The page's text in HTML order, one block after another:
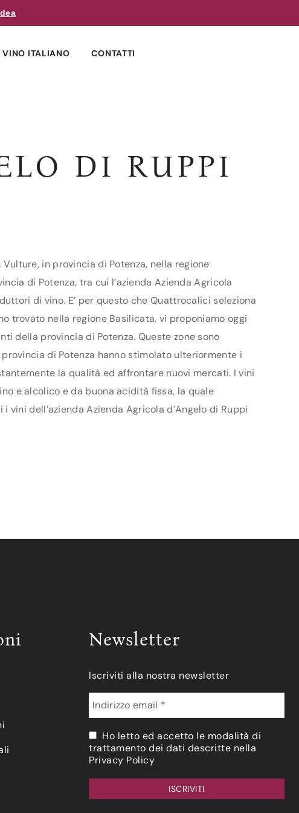
VINO ITALIANO CONTATTI
DI RUPPI
in provincia di Potenza, nella regione
di Potenza, tra cui l’azienda Azienda Agricola
di vino. E’ per questo che Quattrocalici seleziona
trovato nella regione Basilicata, vi proponiamo oggi
della provincia di Potenza. Queste zone sono
di Potenza hanno stimolato ulteriormente i
la qualità ed affrontare nuovi mercati. I vini
e alcolico e da buona acidità fissa, la quale
dell’azienda Azienda Agricola d’Angelo di Ruppi
Newsletter
Iscriviti alla nostra newsletter
Ho letto ed accetto le modalità di
trattamento dei dati descritte nella
Privacy Policy